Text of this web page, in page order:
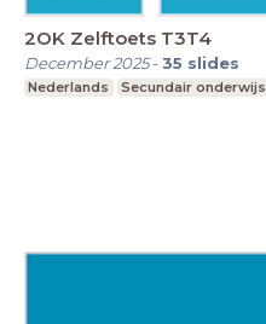
2OK Zelftoets T3T4
December 2025-35 slides
Nederlands Secundair onderwijs